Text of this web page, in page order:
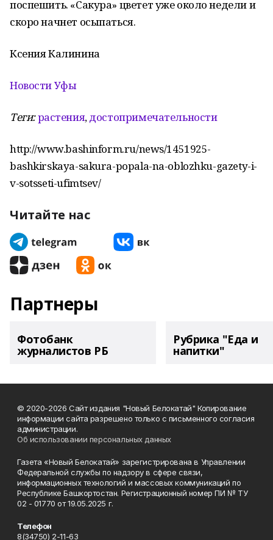
поспешить. «Сакура» цветет уже около недели и
скоро начнет осыпаться.
Ксения Калинина
Новости Уфы
Теги:растения,достопримечательности
http://www.bashinform.ru/news/1451925-
bashkirskaya-sakura-popala-na-oblozhku-gazety-i-
v-sotsseti-ufimtsev/
Читайте нас
Партнеры
Фотобанк
журналистов РБ
Рубрика "Еда и
напитки"
© 2020-2026 Сайт издания "Новый Белокатай" Копирование
информации сайта разрешено только с письменного согласия
администрации.
Об использовании персональных данных
Газета «Новый Белокатай» зарегистрирована в Управлении
Федеральной службы по надзору в сфере связи,
информационных технологий и массовых коммуникаций по
Республике Башкортостан. Регистрационный номер ПИ № ТУ
02 - 01770 от 19.05.2025 г.
Телефон
8(34750) 2-11-63